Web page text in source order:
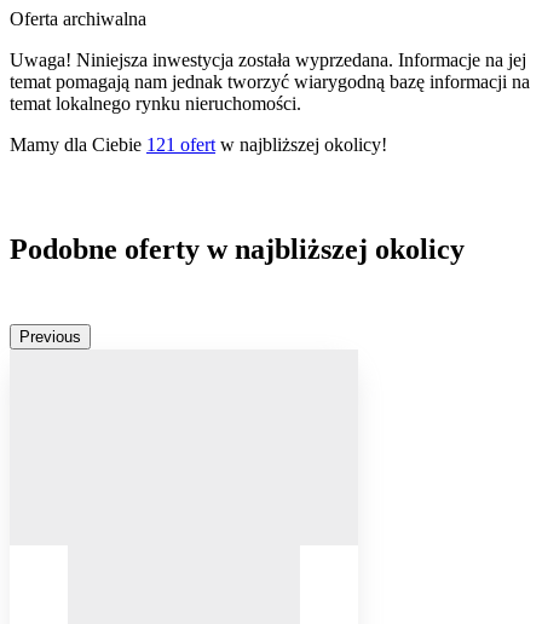
Oferta archiwalna
Uwaga! Niniejsza inwestycja została wyprzedana. Informacje na jej
temat pomagają nam jednak tworzyć wiarygodną bazę informacji na
temat lokalnego rynku nieruchomości.
Mamy dla Ciebie 121 ofert w najbliższej okolicy!
Podobne oferty w najbliższej okolicy
Previous